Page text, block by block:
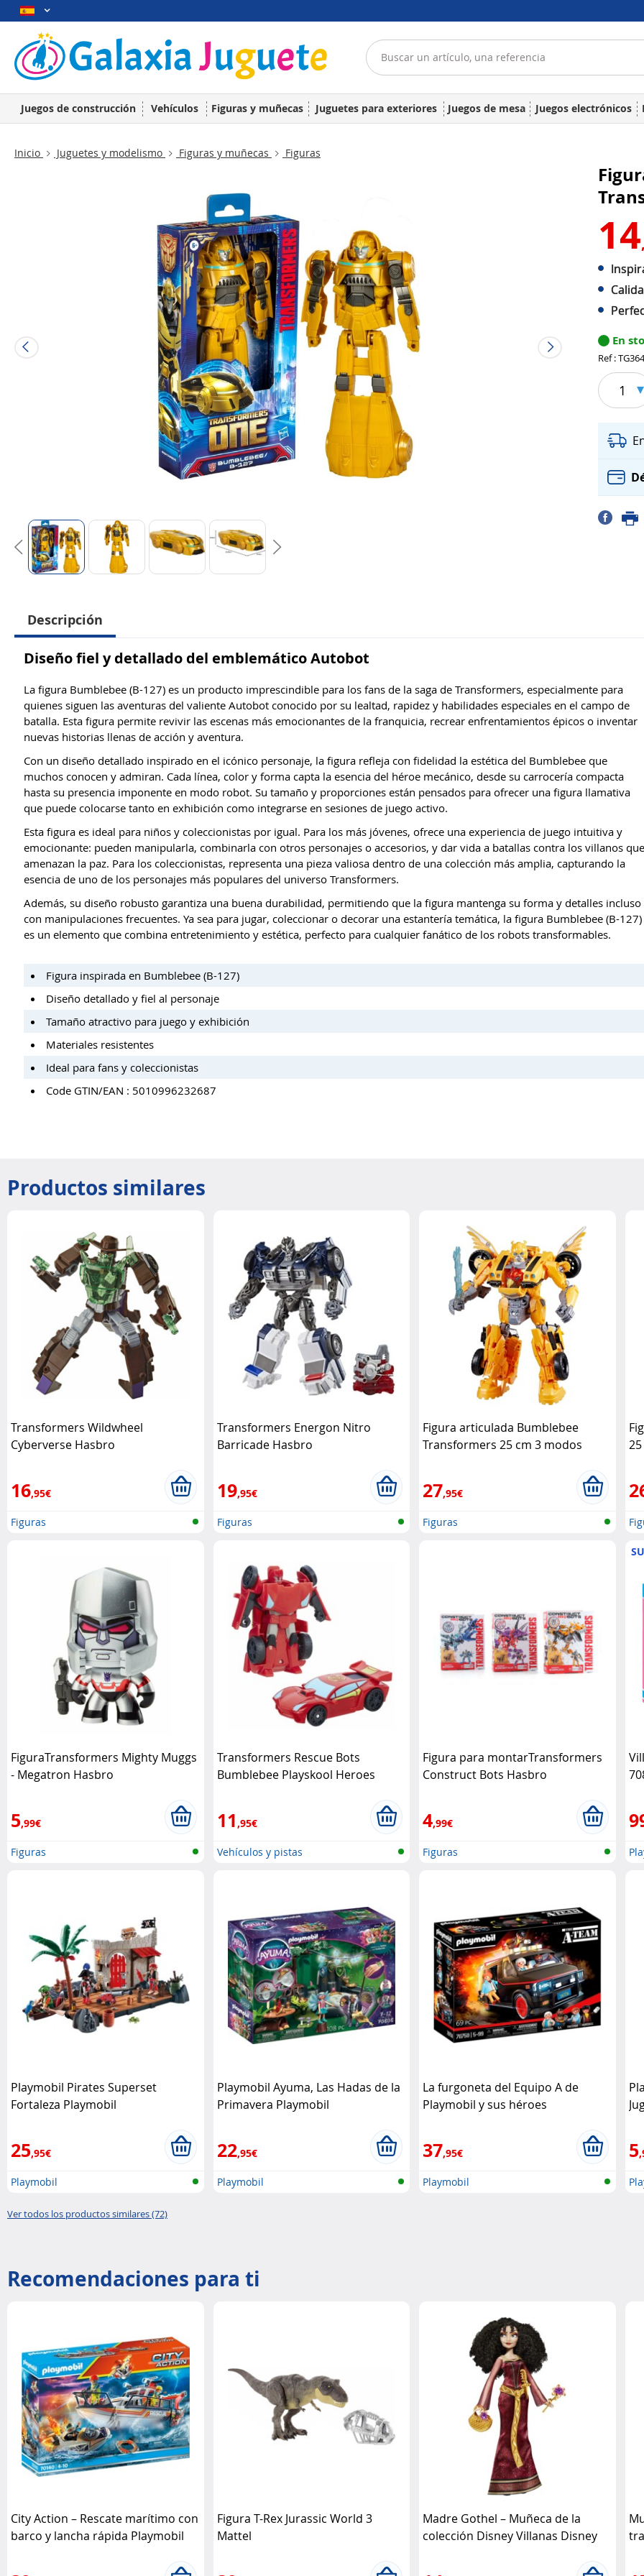
Juegos de construcción Vehículos Figuras y muñecas Juguetes para exteriores Juegos de mesa Juegos electrónicos
Inicio Juguetes y modelismo Figuras y muñecas Figuras
14
En
Ref :
1
Descripción
Diseño fiel y detallado del emblemático Autobot
La figura Bumblebee (B-127) es un producto imprescindible para los fans de la saga de Transformers, especialmente para
quienes siguen las aventuras del valiente Autobot conocido por su lealtad, rapidez y habilidades especiales en el campo de
batalla. Esta figura permite revivir las escenas más emocionantes de la franquicia, recrear enfrentamientos épicos o inventar
nuevas historias llenas de acción y aventura.
Con un diseño detallado inspirado en el icónico personaje, la figura refleja con fidelidad la estética del Bumblebee que
muchos conocen y admiran. Cada línea, color y forma capta la esencia del héroe mecánico, desde su carrocería compacta
hasta su presencia imponente en modo robot. Su tamaño y proporciones están pensados para ofrecer una figura llamativa
que puede colocarse tanto en exhibición como integrarse en sesiones de juego activo.
Esta figura es ideal para niños y coleccionistas por igual. Para los más jóvenes, ofrece una experiencia de juego intuitiva y
emocionante: pueden manipularla, combinarla con otros personajes o accesorios, y dar vida a batallas contra los villanos que
amenazan la paz. Para los coleccionistas, representa una pieza valiosa dentro de una colección más amplia, capturando la
esencia de uno de los personajes más populares del universo Transformers.
Además, su diseño robusto garantiza una buena durabilidad, permitiendo que la figura mantenga su forma y detalles incluso
con manipulaciones frecuentes. Ya sea para jugar, coleccionar o decorar una estantería temática, la figura Bumblebee (B-127)
es un elemento que combina entretenimiento y estética, perfecto para cualquier fanático de los robots transformables.
Figura inspirada en Bumblebee (B-127)
Diseño detallado y fiel al personaje
Tamaño atractivo para juego y exhibición
Materiales resistentes
Ideal para fans y coleccionistas
Code GTIN/EAN : 5010996232687
Productos similares
Transformers Wildwheel
Cyberverse Hasbro
16,95€
Figuras
Transformers Energon Nitro
Barricade Hasbro
19,95€
Figuras
Figura articulada Bumblebee
Transformers 25 cm 3 modos
27,95€
Figuras
FiguraTransformers Mighty Muggs
- Megatron Hasbro
5,99€
Figuras
Transformers Rescue Bots
Bumblebee Playskool Heroes
11 ,95€
Vehículos y pistas
Figura para montarTransformers
Construct Bots Hasbro
4,99€
Figuras
Playmobil Pirates Superset
Fortaleza Playmobil
25,95€
Playmobil
Playmobil Ayuma, Las Hadas de la
Primavera Playmobil
22,95€
Playmobil
La furgoneta del Equipo A de
Playmobil y sus héroes
37,95€
Playmobil
5
Ver todos los productos similares (72)
Recomendaciones para ti
City Action – Rescate marítimo con
barco y lancha rápida Playmobil
Figura T-Rex Jurassic World 3
Mattel
Madre Gothel – Muñeca de la
colección Disney Villanas Disney